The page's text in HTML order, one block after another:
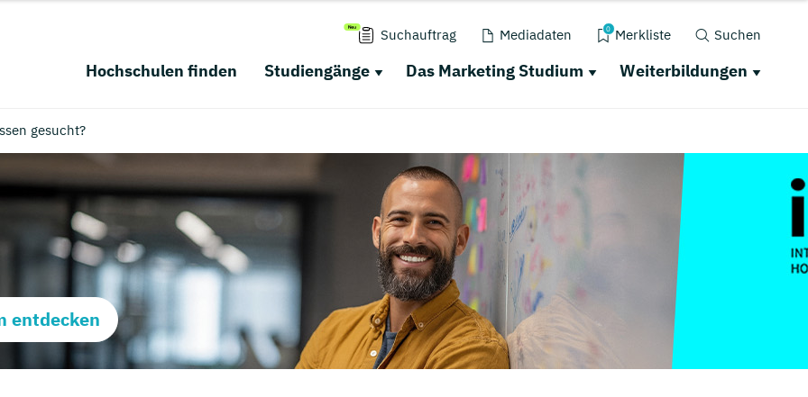
Suchauftrag Mediadaten 0 Merkliste Suchen
Hochschulen finden Studiengänge Das Marketing Studium Weiterbildungen
gesucht?
entdecken